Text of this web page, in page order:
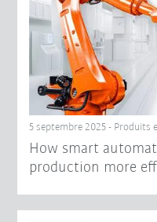
5 septembre 2025 - Produits
How smart
production more